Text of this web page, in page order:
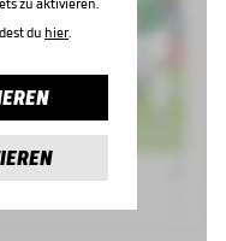
du hier.